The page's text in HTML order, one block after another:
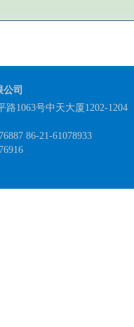
司
路1063号中天大厦1202-1204
86-21-61078933